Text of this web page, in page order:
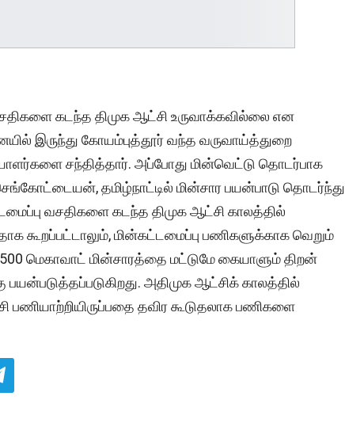
கடந்த திமுக ஆட்சி உருவாக்கவில்லை என
இருந்து கோயம்புத்தூர் வந்த வருவாய்த்துறை
சந்தித்தார். அப்போது மின்வெட்டு தொடர்பாக
தமிழ்நாட்டில் மின்சார பயன்பாடு தொடர்ந்து
வசதிகளை கடந்த திமுக ஆட்சி காலத்தில்
கூறப்பட்டாலும், மின்கட்டமைப்பு பணிகளுக்காக வெறும்
மெகாவாட் மின்சாரத்தை மட்டுமே கையாளும் திறன்
அதிமுக ஆட்சிக் காலத்தில்
பணியாற்றியிருப்பதை தவிர கூடுதலாக பணிகளை